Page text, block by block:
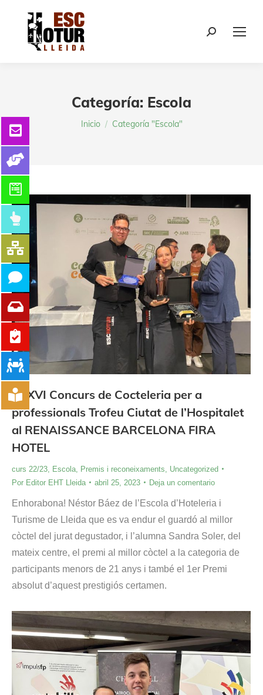
Buscar:
Categoría: Escola
Estás aquí:
Inicio Categoría "Escola"
XXXVI Concurs de Cocteleria per a
professionals Trofeu Ciutat de l’Hospitalet
al RENAISSANCE BARCELONA FIRA
HOTEL
curs 22/23 Escola Premis i reconeixaments
Uncategorized
Por Editor EHT Lleida abril 25, 2023 Deja un comentario
Enhorabona! Néstor Báez de l’Escola d’Hoteleria i
Turisme de Lleida que es va endur el guardó al millor
còctel del jurat degustador, i l’alumna Sandra Soler, del
mateix centre, el premi al millor còctel a la categoria de
participants menors de 21 anys i també el 1er Premi
absolut d’aquest prestigiós certamen.